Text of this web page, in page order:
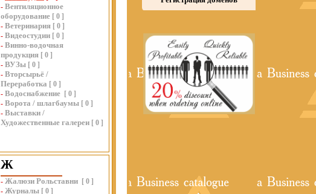
- Вентиляционное
оборудование [ 0 ]
- Ветеринария [ 0 ]
- Видеостудии [ 0 ]
- Винно-водочная
продукция [ 0 ]
- ВУЗы [ 0 ]
- Вторсырьё /
Переработка [ 0 ]
- Водоснабжение [ 0 ]
- Ворота / шлагбаумы [ 0 ]
- Выставки /
Художественные галереи [ 0 ]
Ж
- Жалюзи Рольставни [ 0 ]
- Журналы [ 0 ]